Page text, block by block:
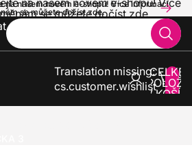
na našem novém e-shopu! Více informací
se můžete dočíst zde.
na našem novém e-shopu! Více
se můžete dočíst zde.
Translation missing:
cs.customer.wishlist
V
0